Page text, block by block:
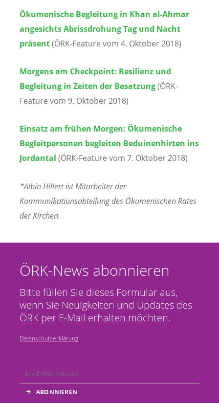
Ökumenische Begleitung in Khan al-Ahmar
angesichts Abrissdrohung Tag und Nacht
präsent(ÖRK-Feature vom 4. Oktober 2018)
Morgens am Checkpoint: Resilienz und
Begleitung in Zeiten der Besatzung(ÖRK-
Feature vom 9. Oktober 2018)
Einsatz am frühen Morgen: Ökumenische
Begleitpersonen begleiten Beduinenhirten ins
Jordantal (ÖRK-Feature vom 7. Oktober 2018)
*Albin Hillert ist Mitarbeiter der
Kommunikationsabteilung des Ökumenischen Rates
der Kirchen.
ÖRK-News abonnieren
Bitte füllen Sie dieses Formular aus,
wenn Sie Neuigkeiten und Updates des
ÖRK per E-Mail erhalten möchten.
Datenschutzerklärung